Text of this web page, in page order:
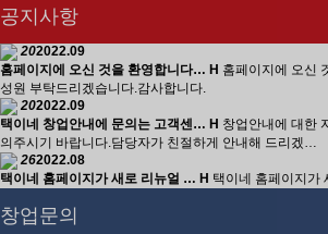
공지사항
202022.09
홈페이지에 오신 것을 환영합니다… H 홈페이지에 오신
성원 부탁드리겠습니다.감사합니다.
202022.09
택이네 창업안내에 문의는 고객센… H 창업안내에 대한
의주시기 바랍니다.담당자가 친절하게 안내해 드리겠…
262022.08
택이네 홈페이지가 새로 리뉴얼 … H 택이네 홈페이지가
창업문의